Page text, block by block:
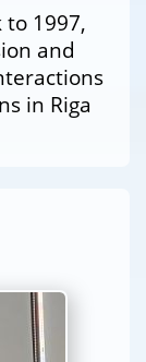
1997,
and
in Riga